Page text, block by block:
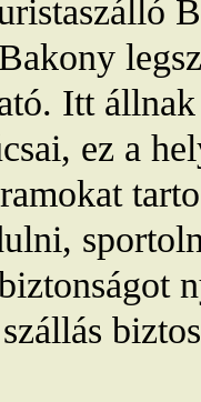
Itt
ez a